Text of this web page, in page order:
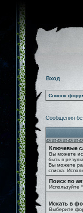
Вход
Список
Сообщения
Ключевые
Вы можете
быть в
Вы можете
списка.
Поиск по
Используйте
Искать в
Выберите